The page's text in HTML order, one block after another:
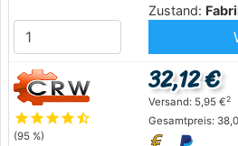
Zustand:
starstarstarstarstar_half
(95 %)
32,12 €
Versand: 5,95 €2
Gesamtpreis: